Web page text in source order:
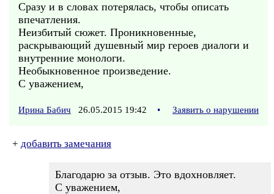
Сразу и в словах потерялась, чтобы описать
впечатления.
Неизбитый сюжет. Проникновенные,
раскрывающий душевный мир героев диалоги и
внутренние монологи.
Необыкновенное произведение.
С уважением,
Ирина Бабич 26.05.2015 19:42 • Заявить о нарушении
+ добавить замечания
Благодарю за отзыв. Это вдохновляет.
С уважением,